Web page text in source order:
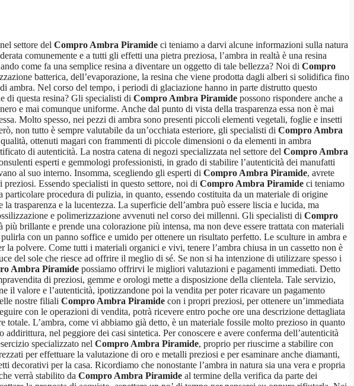
settore del Compro Ambra Piramide ci teniamo a darvi alcune informazioni sulla natura
comunemente e a tutti gli effetti una pietra preziosa, l’ambra in realtà è una resina
come fa una semplice resina a diventare un oggetto di tale bellezza? Noi di Compro
batterica, dell’evaporazione, la resina che viene prodotta dagli alberi si solidifica fino
ambra. Nel corso del tempo, i periodi di glaciazione hanno in parte distrutto questo
di questa resina? Gli specialisti di Compro Ambra Piramide possono rispondere anche a
e mai comunque uniforme. Anche dal punto di vista della trasparenza essa non è mai
Molto spesso, nei pezzi di ambra sono presenti piccoli elementi vegetali, foglie e insetti
non tutto è sempre valutabile da un’occhiata esteriore, gli specialisti di Compro Ambra
ottenuti magari con frammenti di piccole dimensioni o da elementi in ambra
di autenticità. La nostra catena di negozi specializzata nel settore del Compro Ambra
esperti e gemmologi professionisti, in grado di stabilire l’autenticità dei manufatti
al suo interno. Insomma, scegliendo gli esperti di Compro Ambra Piramide, avrete
Essendo specialisti in questo settore, noi di Compro Ambra Piramide ci teniamo
procedura di pulizia, in quanto, essendo costituita da un materiale di origine
trasparenza e la lucentezza. La superficie dell’ambra può essere liscia e lucida, ma
e polimerizzazione avvenuti nel corso dei millenni. Gli specialisti di Compro
brillante e prende una colorazione più intensa, ma non deve essere trattata con materiali
con un panno soffice e umido per ottenere un risultato perfetto. Le sculture in ambra e
polvere. Come tutti i materiali organici e vivi, tenere l’ambra chiusa in un cassetto non è
del sole che riesce ad offrire il meglio di sé. Se non si ha intenzione di utilizzare spesso i
Ambra Piramide possiamo offrirvi le migliori valutazioni e pagamenti immediati. Detto
di preziosi, gemme e orologi mette a disposizione della clientela. Tale servizio,
il valore e l’autenticità, ipotizzandone poi la vendita per poter ricavare un pagamento
nostre filiali Compro Ambra Piramide con i propri preziosi, per ottenere un’immediata
con le operazioni di vendita, potrà ricevere entro poche ore una descrizione dettagliata
L’ambra, come vi abbiamo già detto, è un materiale fossile molto prezioso in quanto
nel peggiore dei casi sintetica. Per conoscere e avere conferma dell’autenticità
specializzato nel Compro Ambra Piramide, proprio per riuscirne a stabilire con
per effettuare la valutazione di oro e metalli preziosi e per esaminare anche diamanti,
per la casa. Ricordiamo che nonostante l’ambra in natura sia una vera e propria
verrà stabilito da Compro Ambra Piramide al termine della verifica da parte dei